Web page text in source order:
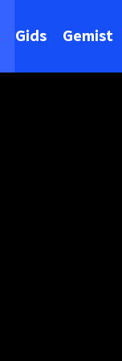
Gids Gemist